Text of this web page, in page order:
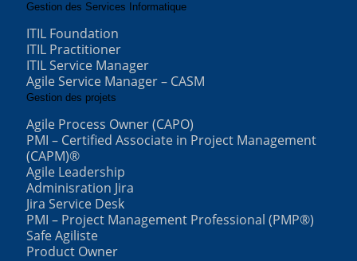
Gestion des Services Informatique
ITIL Foundation
ITIL Practitioner
ITIL Service Manager
Agile Service Manager – CASM
Gestion des projets
Agile Process Owner (CAPO)
PMI – Certified Associate in Project Management
(CAPM)®
Agile Leadership
Adminisration Jira
Jira Service Desk
PMI – Project Management Professional (PMP®)
Safe Agiliste
Product Owner